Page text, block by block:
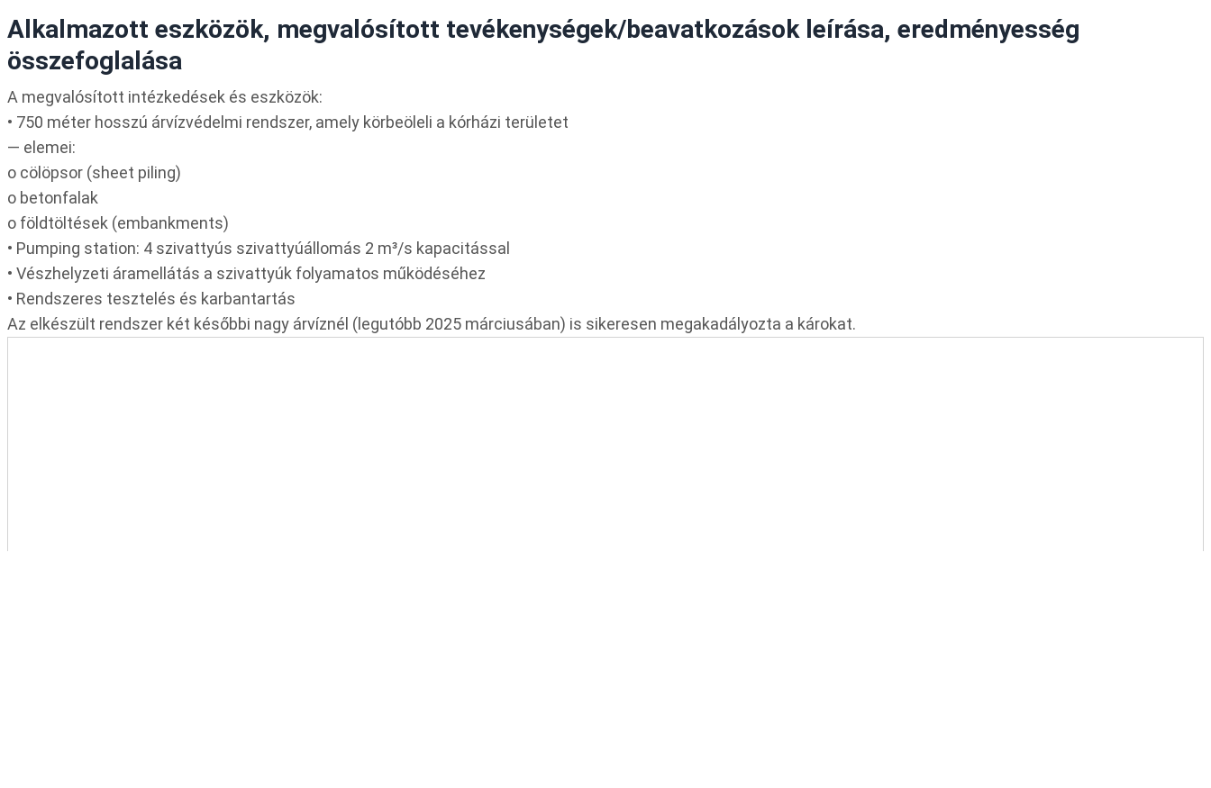
Alkalmazott eszközök, megvalósított tevékenységek/beavatkozások leírása, eredményesség
összefoglalása
A megvalósított intézkedések és eszközök:
• 750 méter hosszú árvízvédelmi rendszer, amely körbeöleli a kórházi területet
— elemei:
o cölöpsor (sheet piling)
o betonfalak
o földtöltések (embankments)
• Pumping station: 4 szivattyús szivattyúállomás 2 m³/s kapacitással
• Vészhelyzeti áramellátás a szivattyúk folyamatos működéséhez
• Rendszeres tesztelés és karbantartás
Az elkészült rendszer két későbbi nagy árvíznél (legutóbb 2025 márciusában) is sikeresen megakadályozta a károkat.